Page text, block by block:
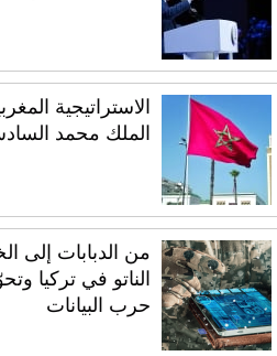
الاستراتيجية
الملك محمد
من الدبابات إلى
الناتو في تركيا
حرب البيانات